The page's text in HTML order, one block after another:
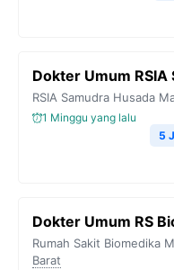
Dokter Umum RSIA
RSIA Samudra Husada
1 Minggu yang lalu
5
Dokter Umum RS
Rumah Sakit Biomedika
Barat